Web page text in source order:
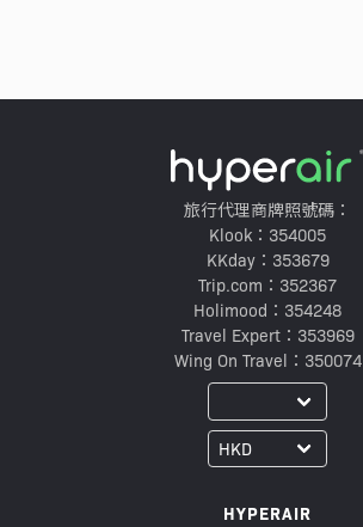
旅行代理商牌照號碼：
Klook：354005
KKday：353679
Trip.com：352367
Holimood：354248
Travel Expert：353969
Wing On Travel：350074
HYPERAIR